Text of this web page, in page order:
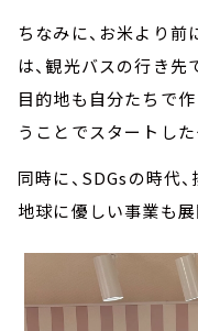
ちなみに、お米より前
は、観光バスの行き先
目的地も自分たちで
うことでスタートした
同時に、SDGsの時代
地球に優しい事業も